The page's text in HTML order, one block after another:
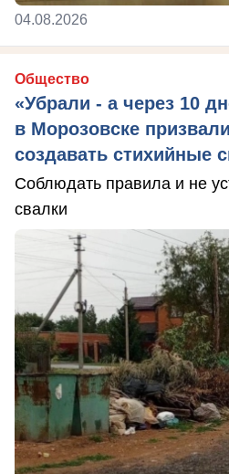
04.08.2026
Общество
«Убрали - а через 10
в Морозовске
создавать стихийные
Соблюдать правила и не
свалки